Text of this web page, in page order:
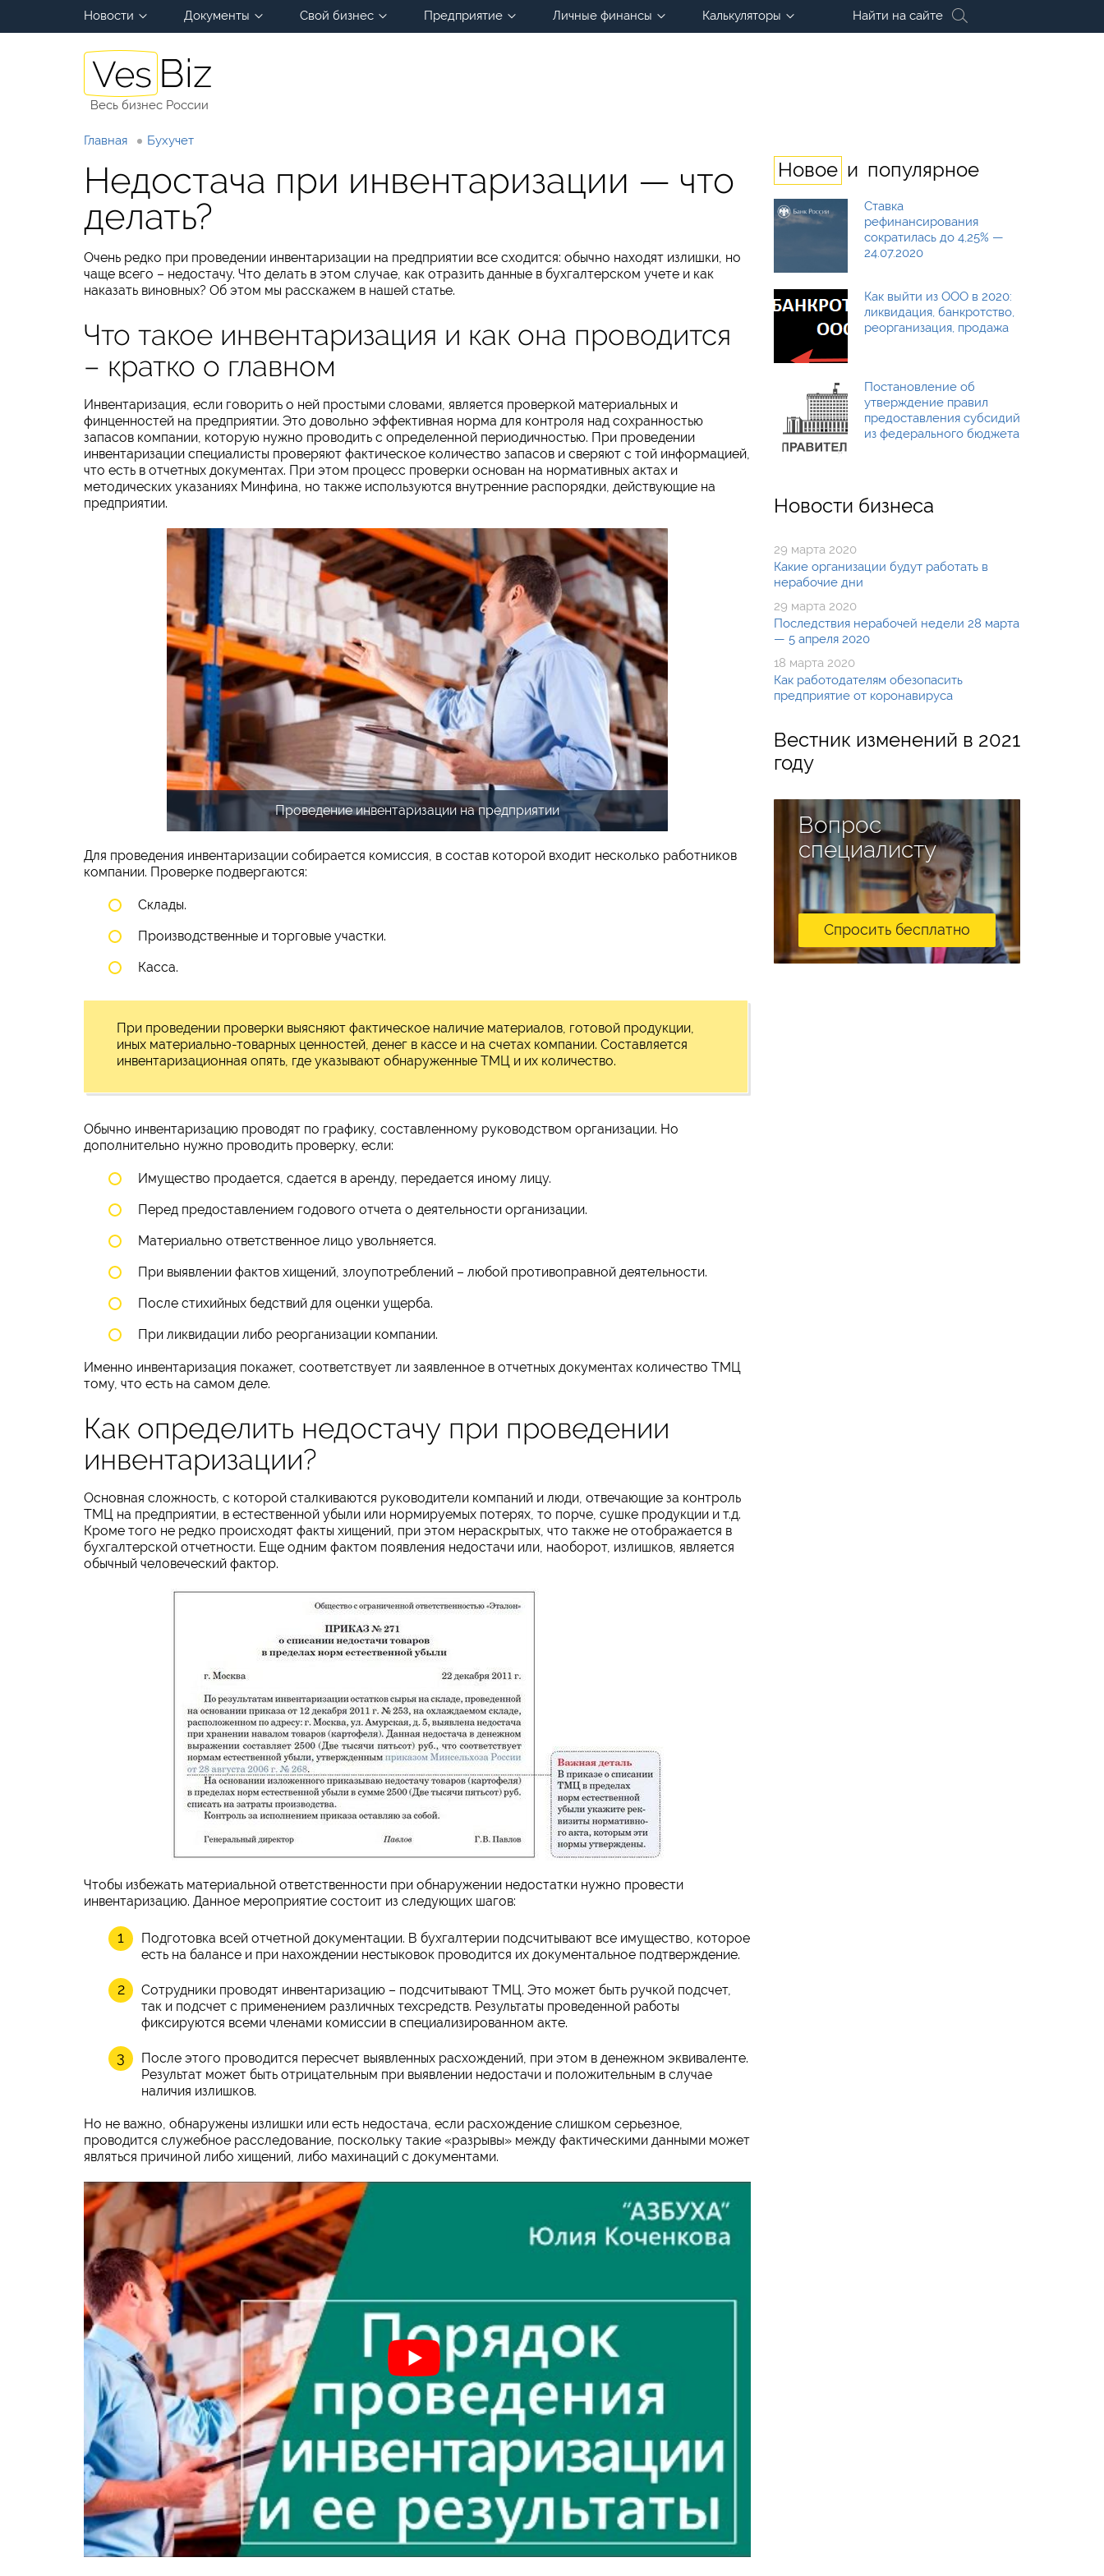
Новости Документы Свой бизнес Предприятие Личные финансы Калькуляторы Найти на сайте
Весь бизнес России
Главная Бухучет
Недостача при инвентаризации — что
делать?
Очень редко при проведении инвентаризации на предприятии все сходится: обычно находят излишки, но
чаще всего – недостачу. Что делать в этом случае, как отразить данные в бухгалтерском учете и как
наказать виновных? Об этом мы расскажем в нашей статье.
Что такое инвентаризация и как она проводится
– кратко о главном
Инвентаризация, если говорить о ней простыми словами, является проверкой материальных и
финценностей на предприятии. Это довольно эффективная норма для контроля над сохранностью
запасов компании, которую нужно проводить с определенной периодичностью. При проведении
инвентаризации специалисты проверяют фактическое количество запасов и сверяют с той информацией,
что есть в отчетных документах. При этом процесс проверки основан на нормативных актах и
методических указаниях Минфина, но также используются внутренние распорядки, действующие на
предприятии.
Проведение инвентаризации на предприятии
Для проведения инвентаризации собирается комиссия, в состав которой входит несколько работников
компании. Проверке подвергаются:
Склады.
Производственные и торговые участки.
Касса.
При проведении проверки выясняют фактическое наличие материалов, готовой продукции,
иных материально-товарных ценностей, денег в кассе и на счетах компании. Составляется
инвентаризационная опять, где указывают обнаруженные ТМЦ и их количество.
Обычно инвентаризацию проводят по графику, составленному руководством организации. Но
дополнительно нужно проводить проверку, если:
Имущество продается, сдается в аренду, передается иному лицу.
Перед предоставлением годового отчета о деятельности организации.
Материально ответственное лицо увольняется.
При выявлении фактов хищений, злоупотреблений – любой противоправной деятельности.
После стихийных бедствий для оценки ущерба.
При ликвидации либо реорганизации компании.
Именно инвентаризация покажет, соответствует ли заявленное в отчетных документах количество ТМЦ
тому, что есть на самом деле.
Как определить недостачу при проведении
инвентаризации?
Основная сложность, с которой сталкиваются руководители компаний и люди, отвечающие за контроль
ТМЦ на предприятии, в естественной убыли или нормируемых потерях, то порче, сушке продукции и т.д.
Кроме того не редко происходят факты хищений, при этом нераскрытых, что также не отображается в
бухгалтерской отчетности. Еще одним фактом появления недостачи или, наоборот, излишков, является
обычный человеческий фактор.
Чтобы избежать материальной ответственности при обнаружении недостатки нужно провести
инвентаризацию. Данное мероприятие состоит из следующих шагов:
Подготовка всей отчетной документации. В бухгалтерии подсчитывают все имущество, которое
есть на балансе и при нахождении нестыковок проводится их документальное подтверждение.
Сотрудники проводят инвентаризацию – подсчитывают ТМЦ. Это может быть ручкой подсчет,
так и подсчет с применением различных техсредств. Результаты проведенной работы
фиксируются всеми членами комиссии в специализированном акте.
После этого проводится пересчет выявленных расхождений, при этом в денежном эквиваленте.
Результат может быть отрицательным при выявлении недостачи и положительным в случае
наличия излишков.
Но не важно, обнаружены излишки или есть недостача, если расхождение слишком серьезное,
проводится служебное расследование, поскольку такие «разрывы» между фактическими данными может
являться причиной либо хищений, либо махинаций с документами.
Новое и популярное
Ставка
рефинансирования
сократилась до 4,25% —
24.07.2020
Как выйти из ООО в 2020:
ликвидация, банкротство,
реорганизация, продажа
Постановление об
утверждение правил
предоставления субсидий
из федерального бюджета
Новости бизнеса
29 марта 2020
Какие организации будут работать в
нерабочие дни
29 марта 2020
Последствия нерабочей недели 28 марта
— 5 апреля 2020
18 марта 2020
Как работодателям обезопасить
предприятие от коронавируса
Вестник изменений в 2021
году
Вопрос
специалисту
Спросить бесплатно